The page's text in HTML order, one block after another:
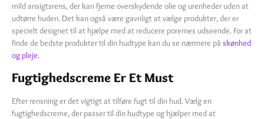
mild ansigtsrens, der kan fjerne overskydende olie og urenheder uden at
udtørre huden. Det kan også være gavnligt at vælge produkter, der er
specielt designet til at hjælpe med at reducere porernes udseende. For at
finde de bedste produkter til din hudtype kan du se nærmere på skønhed
og pleje.
Fugtighedscreme Er Et Must
Efter rensning er det vigtigt at tilføre fugt til din hud. Vælg en
fugtighedscreme, der passer til din hudtype og hjælper med at